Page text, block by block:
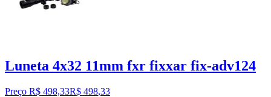
Luneta 4x32 11mm fxr fixxar fix-adv124
Preço R$ 498,33R$ 498,33